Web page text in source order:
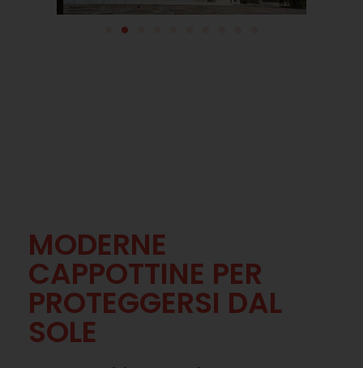
MODERNE
CAPPOTTINE PER
PROTEGGERSI DAL
SOLE